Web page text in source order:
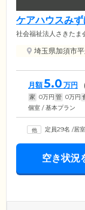
ケアハウスみ
社会福祉法人さきたま
埼玉県加須市
月額5.0 万円
家 0万円 管 0万円
個室 / 基本プラン
定員29名 /居
空き状況